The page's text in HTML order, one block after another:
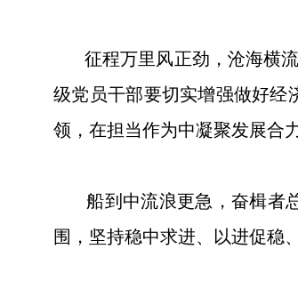
征程万里风正劲，沧海横流
级党员干部要切实增强做好经
领，在担当作为中凝聚发展合
船到中流浪更急，奋楫者总
围，坚持稳中求进、以进促稳